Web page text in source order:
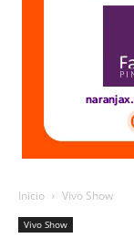
Inicio Vivo Show
Vivo Show